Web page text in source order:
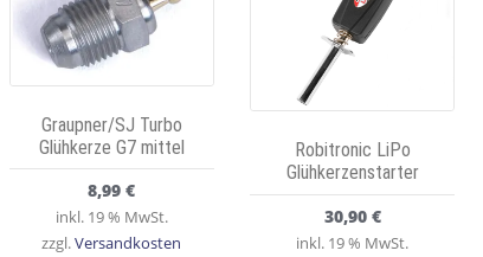
Graupner/SJ Turbo
Glühkerze G7 mittel
8,99€
inkl. 19 % MwSt.
zzgl.Versandkosten
Robitronic LiPo
Glühkerzenstarter
30,90 €
inkl. 19 % MwSt.